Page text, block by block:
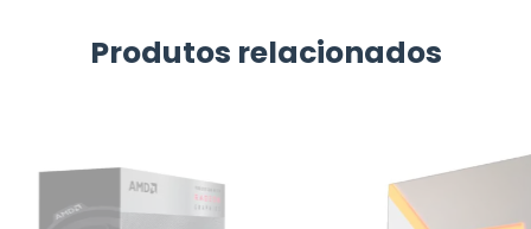
Produtos relacionados